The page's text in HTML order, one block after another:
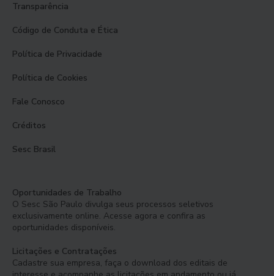
Transparência
Código de Conduta e Ética
Política de Privacidade
Política de Cookies
Fale Conosco
Créditos
Sesc Brasil
Oportunidades de Trabalho
O Sesc São Paulo divulga seus processos seletivos
exclusivamente online. Acesse agora e confira as
oportunidades disponíveis.
Licitações e Contratações
Cadastre sua empresa, faça o download dos editais de